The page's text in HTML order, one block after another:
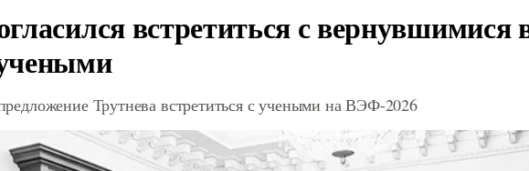
встретиться с вернувшимися
Трутнева встретиться с учеными на ВЭФ-2026